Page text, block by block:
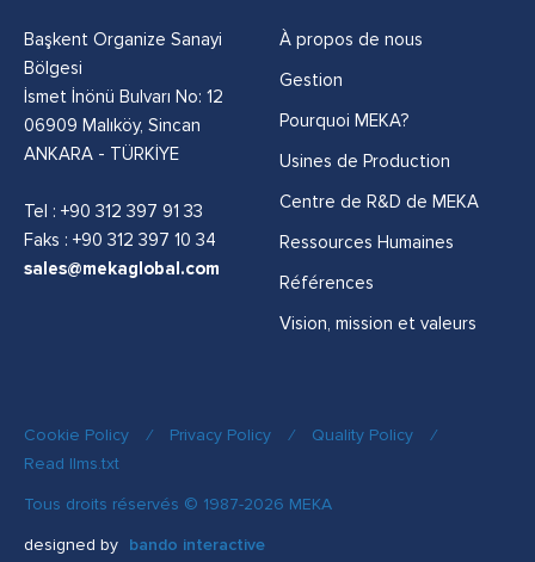
Başkent Organize Sanayi
Bölgesi
İsmet İnönü Bulvarı No: 12
06909 Malıköy, Sincan
ANKARA - TÜRKİYE
Tel : +90 312 397 91 33
Faks : +90 312 397 10 34
sales@mekaglobal.com
À propos de nous
Gestion
Pourquoi MEKA?
Usines de Production
Centre de R&D de MEKA
Ressources Humaines
Références
Vision, mission et valeurs
Cookie Policy / Privacy Policy / Quality Policy
/
Read llms.txt
Tous droits réservés © 1987-2026 MEKA
designed by bando interactive